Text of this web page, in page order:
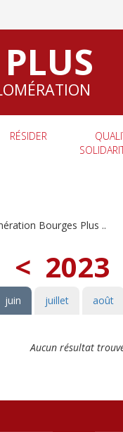
PLUS
RÉSIDER
Bourges Plus ..
< 2023
juin juillet août
Aucun résultat